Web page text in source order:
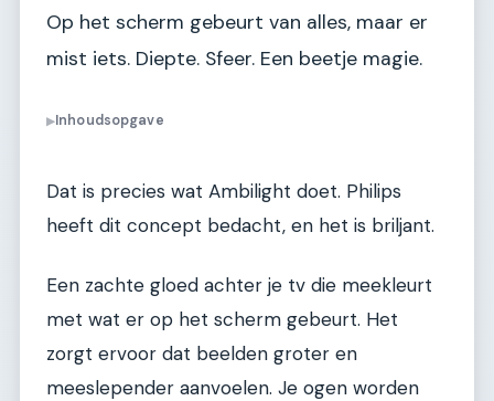
Op het scherm gebeurt van alles, maar er
mist iets. Diepte. Sfeer. Een beetje magie.
▶Inhoudsopgave
Dat is precies wat Ambilight doet. Philips
heeft dit concept bedacht, en het is briljant.
Een zachte gloed achter je tv die meekleurt
met wat er op het scherm gebeurt. Het
zorgt ervoor dat beelden groter en
meeslepender aanvoelen. Je ogen worden